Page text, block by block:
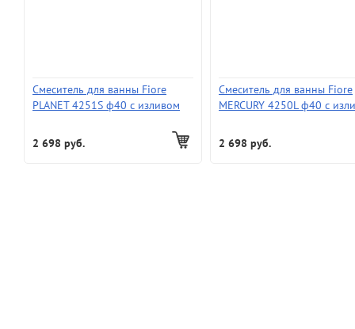
Смеситель для ванны Fiore
PLANET 4251S ф40 с изливом
2 698 руб.
Смеситель для ванны Fiore
MERCURY 4250L ф40 с
2 698 руб.